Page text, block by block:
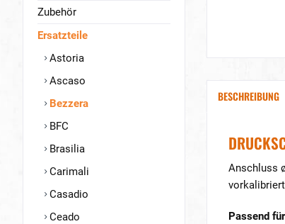
Zubehör
Ersatzteile
Astoria
Ascaso
Bezzera
BFC
Brasilia
Carimali
Casadio
Ceado
BESCHREIBUNG
Anschluss
Passend